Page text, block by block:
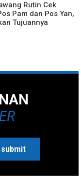
Rutin Cek
Pam dan Pos Yan,
Tujuannya